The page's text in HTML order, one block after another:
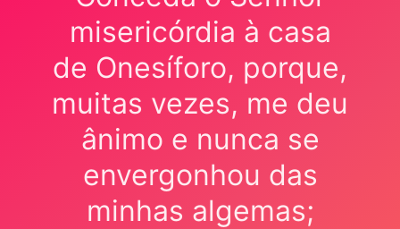
misericórdia à casa
de Onesíforo, porque,
muitas vezes, me deu
ânimo e nunca se
envergonhou das
minhas algemas;